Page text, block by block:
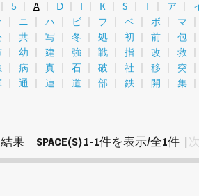
5 A D I K S T ア
ニ ハ ビ フ ベ ボ マ
共 写 冬 処 初 前 包
幼 建 強 戦 指 改 救
病 真 石 破 社 移 突
通 連 道 部 鉄 開 集
果 SPACE(S) 1-1件を表示/全1件